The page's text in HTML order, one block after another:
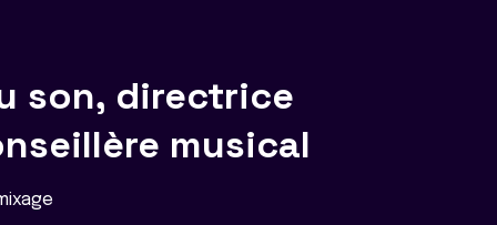
son, directrice
musical